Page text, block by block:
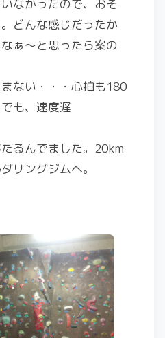
なかったので、おそ
どんな感じだったか
ぁ〜と思ったら案の
ない・・・心拍も180
も、速度遅
るんでました。20km
リングジムへ。